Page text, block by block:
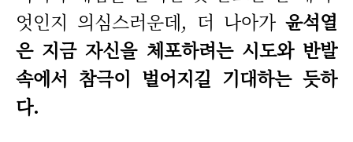
엇인지 의심스러운데, 더 나아가 윤석열
은 지금 자신을 체포하려는 시도와 반발
속에서 참극이 벌어지길 기대하는 듯하
다.